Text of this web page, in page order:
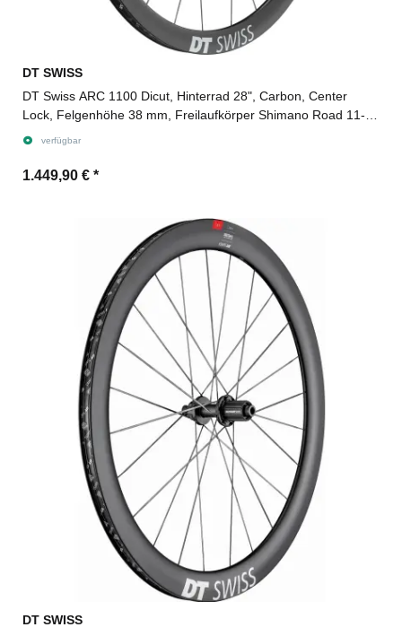
DT SWISS
DT Swiss ARC 1100 Dicut, Hinterrad 28", Carbon, Center
Lock, Felgenhöhe 38 mm, Freilaufkörper Shimano Road 11-
fach für Steckachse 12/142 mm TA, Ratchet EXP
verfügbar
1.449,90 € *
DT SWISS